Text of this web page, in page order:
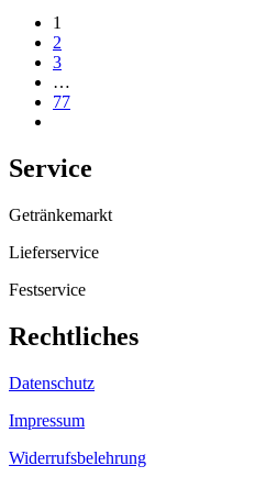
1
2
3
…
77
Service
Getränkemarkt
Lieferservice
Festservice
Rechtliches
Datenschutz
Impressum
Widerrufsbelehrung